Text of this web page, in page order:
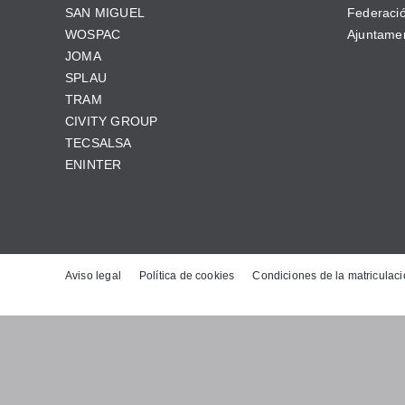
SAN MIGUEL
WOSPAC
JOMA
SPLAU
TRAM
CIVITY GROUP
TECSALSA
ENINTER
Aviso legal Política de cookies Condiciones de la